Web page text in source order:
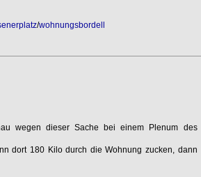
/wohnungsbordell
wegen dieser Sache bei einem Plenum des
dort 180 Kilo durch die Wohnung zucken, dann